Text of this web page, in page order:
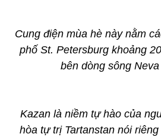
Cung điện mùa hè này nằm
phố St. Petersburg khoảng
bên dòng sông
Kazan là niềm tự hào của
hòa tự trị Tartanstan nói